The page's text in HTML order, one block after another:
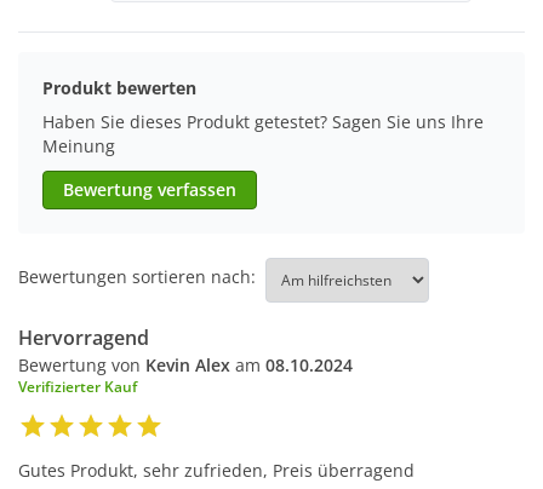
Produkt bewerten
Haben Sie dieses Produkt getestet? Sagen Sie uns Ihre
Meinung
Bewertung verfassen
Bewertungen sortieren nach:
Hervorragend
Bewertung von Kevin Alex am 08.10.2024
Verifizierter Kauf
Gutes Produkt, sehr zufrieden, Preis überragend